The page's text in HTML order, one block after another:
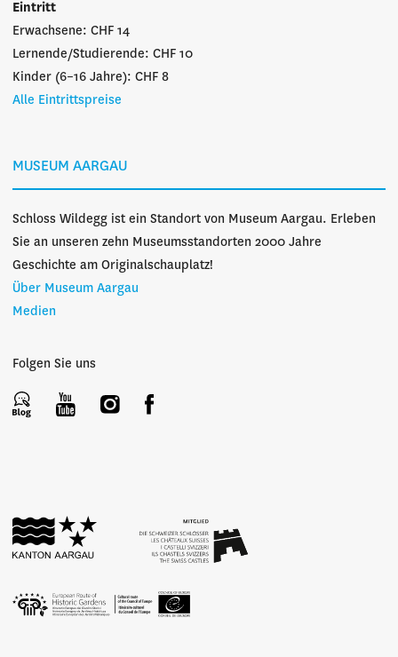
Eintritt
Erwachsene: CHF 14
Lernende/Studierende: CHF 10
Kinder (6–16 Jahre): CHF 8
Alle Eintrittspreise
MUSEUM AARGAU
Schloss Wildegg ist ein Standort von Museum Aargau. Erleben
Sie an unseren zehn Museumsstandorten 2000 Jahre
Geschichte am Originalschauplatz!
Über Museum Aargau
Medien
Folgen Sie uns